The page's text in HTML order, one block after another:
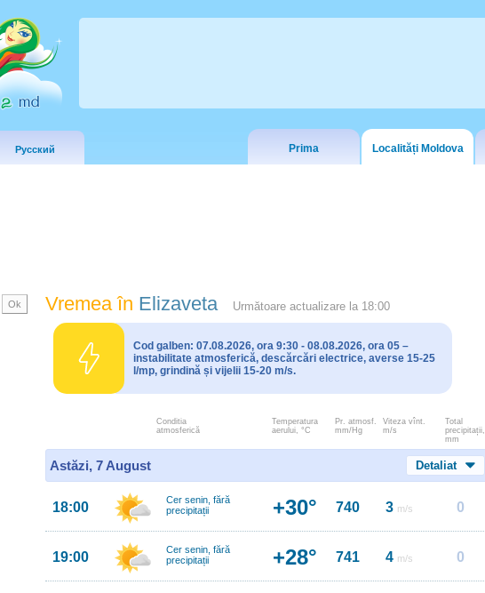
Русский Prima Localități Moldova
Vremea în Elizaveta Următoare actualizare la 18:00
Cod galben: 07.08.2026, ora 9:30 - 08.08.2026, ora 05 –
instabilitate atmosferică, descărcări electrice, averse 15-25
l/mp, grindină și vijelii 15-20 m/s.
Conditia
atmosferică
Temperatura
aerului, °C
Pr. atmosf.
mm/Hg
Viteza vînt.
m/s
Total
precipitații,
mm
Astăzi, 7 August Detaliat
18:00
Cer senin, fără
precipitații
+30° 740 3 m/s 0
19:00
Cer senin, fără
precipitații
+28° 741 4 m/s 0